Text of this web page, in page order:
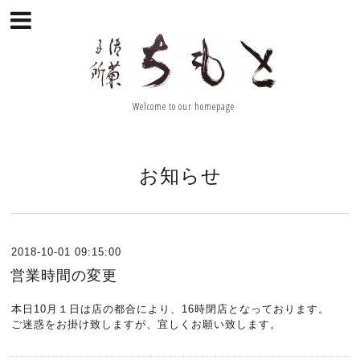
Welcome to our homepage
お知らせ
2018-10-01 09:15:00
営業時間の変更
本日10月１日は店の都合により、16時閉店となっております。
ご迷惑をお掛け致しますが、宜しくお願い致します。